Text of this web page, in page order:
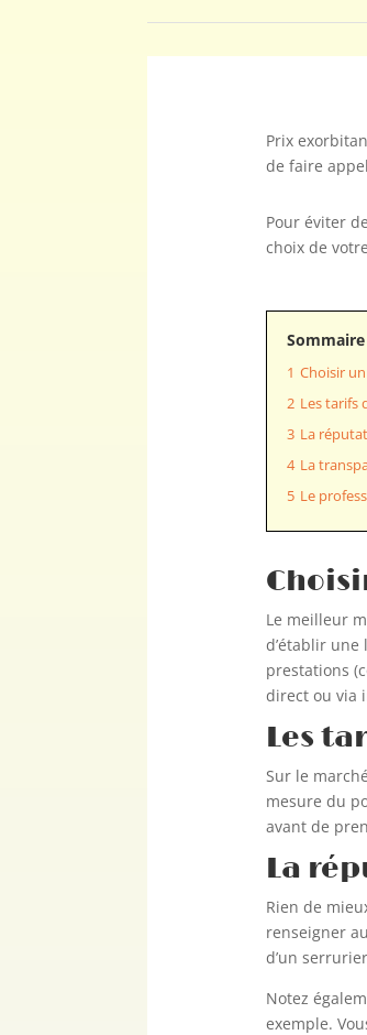
Prix
de faire
Pour éviter
choix de
Sommaire
1 Choisir
2 Les tarifs
3 La
4 La
5 Le
Le meilleur
d’établir
prestations
direct ou via
Les
Sur le
mesure du
avant de
La
Rien de
renseigner
d’un
Notez
exemple.